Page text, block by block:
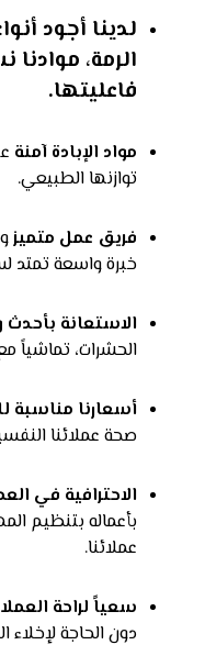
لدينا أجود
الرمة،
فاعليتها.
مواد الإبادة آمنة
توازنها الطبيعي.
فريق عمل متميز
خبرة واسعة تمتد
الاستعانة
الحشرات، تماشياً
أسعارنا مناسبة
صحة عملائنا
الاحترافية في
بأعماله بتنظيم
عملائنا.
سعياً لراحة
دون الحاجة لإخلاء